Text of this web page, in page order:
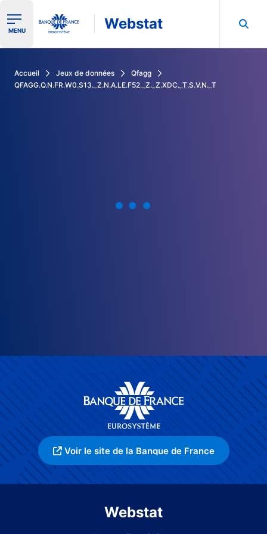
Ouvrir le menu de navigation
MENU Webstat
Accueil Jeux de données
Qfagg
QFAGG.Q.N.FR.W0.S13._Z.N.A.LE.F52._Z._Z.XDC._T.S.V.N._T
Voir le site de la Banque de France
Webstat